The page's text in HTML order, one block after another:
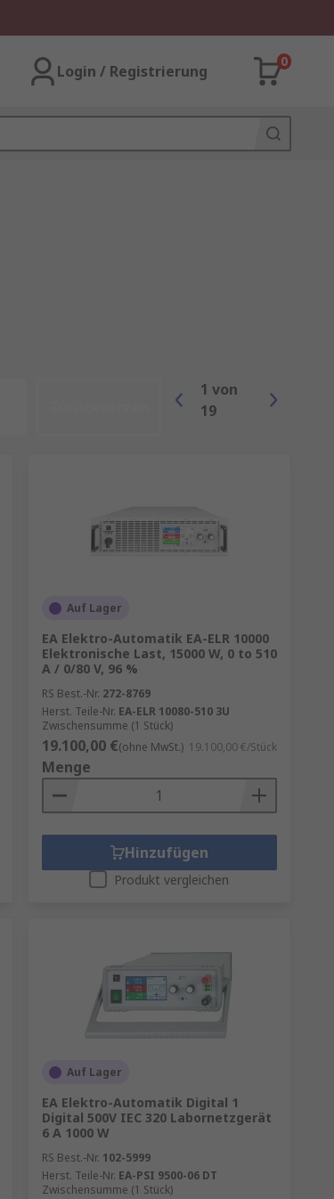
Login / Registrierung
0
1 von
19
Auf Lager
EA Elektro-Automatik EA-ELR 10000
Elektronische Last, 15000 W, 0 to 510
A / 0/80 V, 96 %
RS Best.-Nr. 272-8769
Herst. Teile-Nr. EA-ELR 10080-510 3U
Zwischensumme (1 Stück)
19.100,00 €(ohne MwSt.) 19.100,00 €/Stück
Menge
Hinzufügen
Produkt vergleichen
Auf Lager
EA Elektro-Automatik Digital 1
Digital 500V IEC 320 Labornetzgerät
6 A 1000 W
RS Best.-Nr. 102-5999
Herst. Teile-Nr. EA-PSI 9500-06 DT
Zwischensumme (1 Stück)